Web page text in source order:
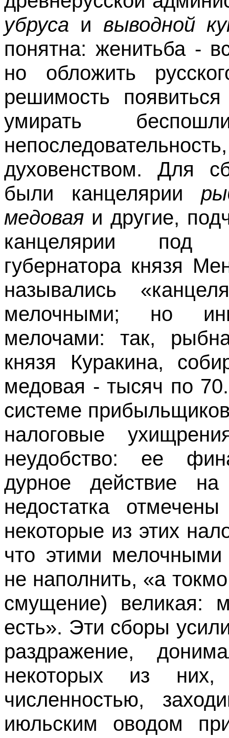
убруса и выводной
понятна: женитьба -
но обложить
решимость
умирать
духовенством. Для
были канцелярии
медовая и другие,
канцелярии под
губернатора князя
назывались
мелочными; но
мелочами: так,
князя Куракина,
медовая - тысяч по
системе
налоговые
неудобство: ее
дурное действие
недостатка
некоторые из этих
что этими
не наполнить, «а
смущение) великая:
есть». Эти сборы
раздражение,
некоторых из
численностью,
июльским оводом